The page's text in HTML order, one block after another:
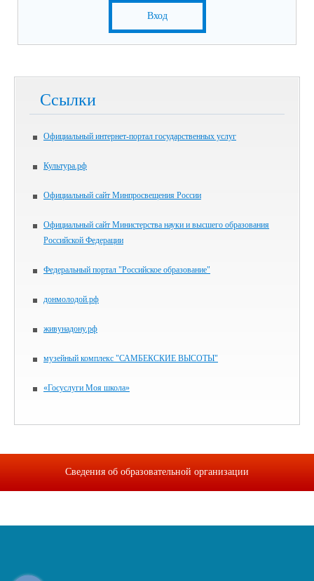
Вход
Ссылки
Официальный интернет-портал государственных услуг
Культура.рф
Официальный сайт Минпросвещения России
Официальный сайт Министерства науки и высшего образования
Российской Федерации
Федеральный портал "Российское образование"
донмолодой.рф
живунадону.рф
музейный комплекс "САМБЕКСКИЕ ВЫСОТЫ"
«Госуслуги Моя школа»
Сведения об образовательной организации